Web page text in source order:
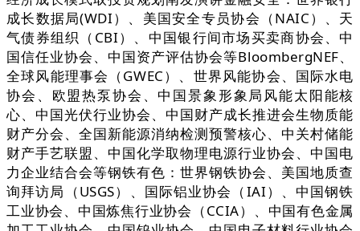
成长数据局(WDI）、美国安全专员协会（NAIC）、天
气债券组织（CBI）、中国银行间市场买卖商协会、中
国信任业协会、中国资产评估协会等BloombergNEF、
全球风能理事会（GWEC）、世界风能协会、国际水电
协会、欧盟热泵协会、中国景象形象局风能太阳能核
心、中国光伏行业协会、中国财产成长推进会生物质能
财产分会、全国新能源消纳检测预警核心、中关村储能
财产手艺联盟、中国化学取物理电源行业协会、中国电
力企业结合会等钢铁有色：世界钢铁协会、美国地质查
询拜访局（USGS）、国际铝业协会（IAI）、中国钢铁
工业协会、中国炼焦行业协会（CCIA）、中国有色金属